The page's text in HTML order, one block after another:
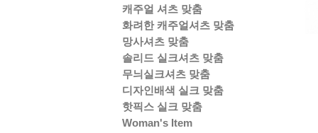
캐주얼 셔츠 맞춤
화려한 캐주얼셔츠 맞춤
망사셔츠 맞춤
솔리드 실크셔츠 맞춤
무늬실크셔츠 맞춤
디자인배색 실크 맞춤
핫픽스 실크 맞춤
Woman's Item